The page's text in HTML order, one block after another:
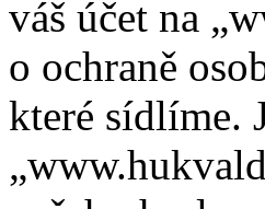
váš účet na
o ochraně
které sídlíme.